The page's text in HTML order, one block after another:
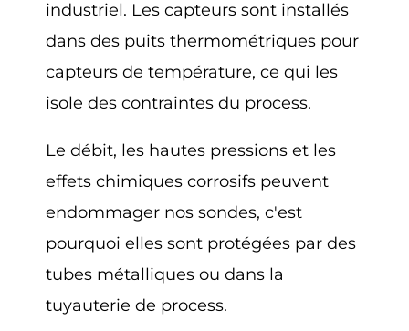
industriel. Les capteurs sont installés
dans des puits thermométriques pour
capteurs de température, ce qui les
isole des contraintes du process.
Le débit, les hautes pressions et les
effets chimiques corrosifs peuvent
endommager nos sondes, c'est
pourquoi elles sont protégées par des
tubes métalliques ou dans la
tuyauterie de process.